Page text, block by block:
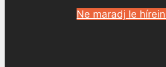
Ne maradj le